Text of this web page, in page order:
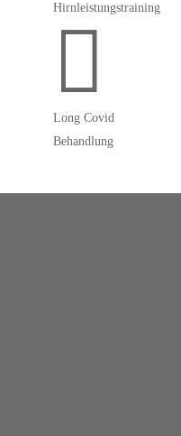
Hirnleistungstraining

Long Covid
Behandlung